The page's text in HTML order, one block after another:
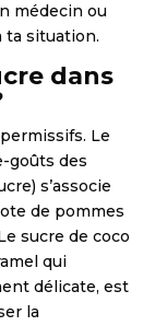
médecin ou
ta situation.
dans
Le
goûts des
s’associe
de pommes
sucre de coco
qui
délicate, est
la